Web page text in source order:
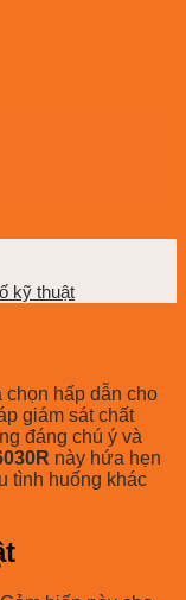
kỹ thuật
chọn hấp dẫn cho
giám sát chất
đáng chú ý và
này hứa hẹn
tình huống khác